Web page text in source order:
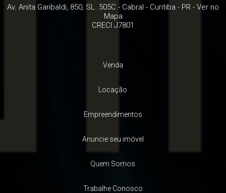
Av. Anita Garibaldi, 850, SL. 505C - Cabral - Curitiba - PR - Ver no
Mapa
CRECI J7801
Venda
Locação
Empreendimentos
Anuncie seu imóvel
Quem Somos
Trabalhe Conosco